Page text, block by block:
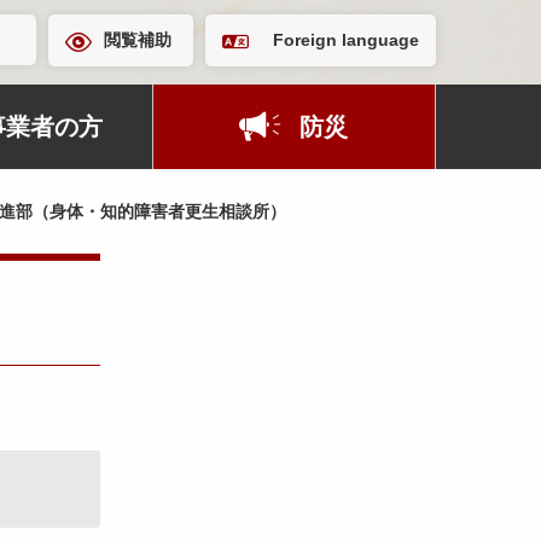
閲覧補助 Foreign language
業者の方 防災
部（身体・知的障害者更生相談所）